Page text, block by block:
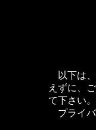
以下は、
えずに、
て下さい
プライバ